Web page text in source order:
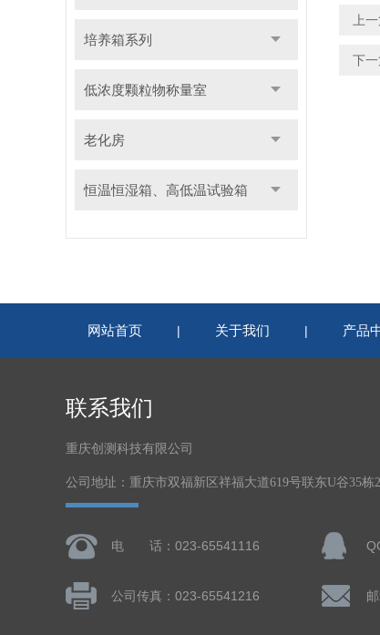
培养箱系列
低浓度颗粒物称量室
老化房
恒温恒湿箱、高低温试验箱
上
下一
网站首页 | 关于我们 | 产品
联系我们
重庆创测科技有限公司
公司地址：重庆市双福新区祥福大道619号联东U谷35
电 话：023-65541116
公司传真：023-65541216